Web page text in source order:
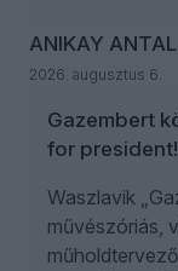
ANIKAY ANTAL
2026. augusztus 6.
Gazembert
for president!
Waszlavik
művészóriás,